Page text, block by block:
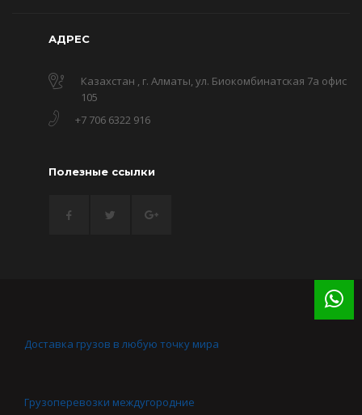
АДРЕС
Казахстан , г. Алматы, ул. Биокомбинатская 7а офис
105
+7 706 6322 916
Полезные ссылки
Доставка грузов в любую точку мира
Грузоперевозки междугородние